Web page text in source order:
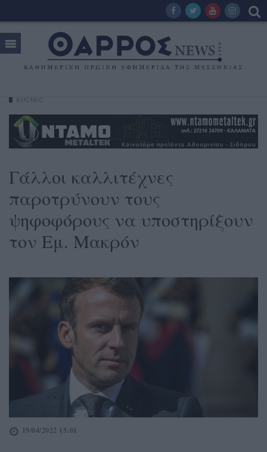
Γάλλοι καλλιτέχνες
παροτρύνουν τους
ψηφοφόρους να υποστηρίξουν
τον Εμ. Μακρόν
19/04/2022 15:01